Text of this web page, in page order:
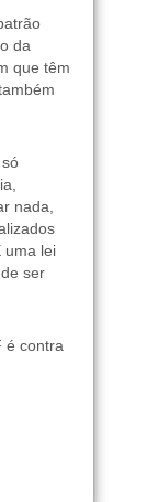
da
que têm
nada,
uma lei
ser
é contra